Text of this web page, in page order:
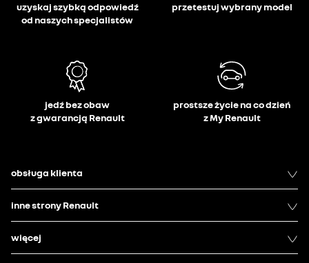
uzyskaj szybką odpowiedź
od naszych specjalistów
przetestuj wybrany model
jedź bez obaw
z gwarancją Renault
prostsze życie na co dzień
z My Renault
obsługa klienta
inne strony Renault
więcej